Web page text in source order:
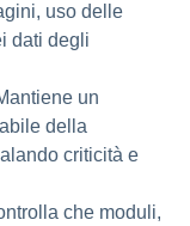
uso delle
dati degli
un
della
criticità e
che moduli,